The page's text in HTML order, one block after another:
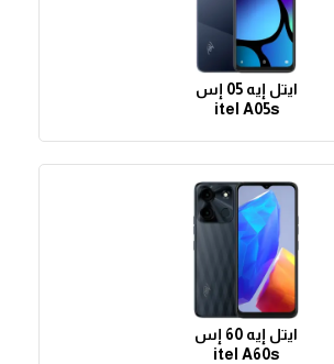
ايتل إيه 05 إس
itel A05s
ايتل إيه 60 إس
itel A60s